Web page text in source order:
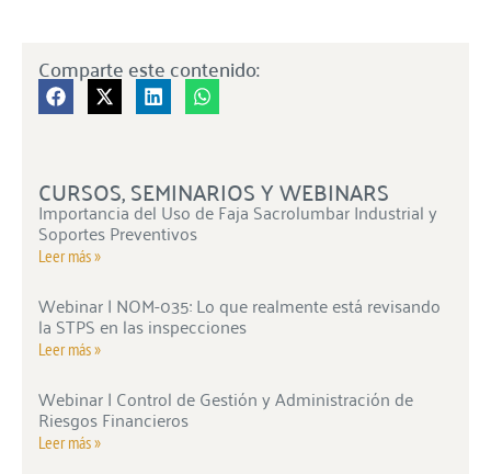
Comparte este contenido:
CURSOS, SEMINARIOS Y WEBINARS
Importancia del Uso de Faja Sacrolumbar Industrial y
Soportes Preventivos
Leer más »
Webinar | NOM-035: Lo que realmente está revisando
la STPS en las inspecciones
Leer más »
Webinar | Control de Gestión y Administración de
Riesgos Financieros
Leer más »